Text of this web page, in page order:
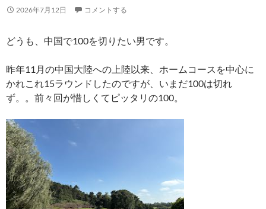
2026年7月12日 コメントする
どうも、中国で100を切りたい男です。
昨年11月の中国大陸への上陸以来、ホームコースを中心に
かれこれ15ラウンドしたのですが、いまだ100は切れ
ず。。前々回が惜しくてピッタリの100。